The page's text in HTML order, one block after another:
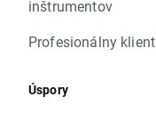
inštrumentov
Profesionálny klient
Úspory